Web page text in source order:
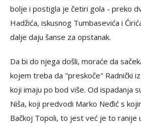
bolje i postigla je četiri gola - preko
Hadžića, iskusnog Tumbasevića i
dalje daju šanse za opstanak.
Da bi do njega došli, moraće da
kojem treba da "preskoče" Radnički
koji imaju po bod više. Od ispadanja
Niša, koji predvodi Marko Neđić s
Bačkoj Topoli, to jest već je to ranije